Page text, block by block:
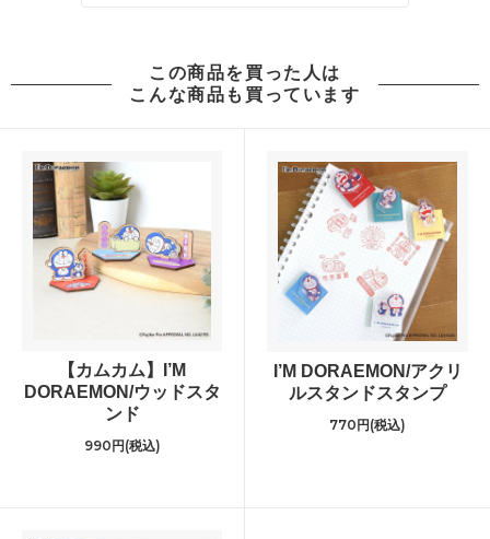
この商品を買った人は
こんな商品も買っています
【カムカム】I’M
DORAEMON/ウッドスタ
ンド
990円(税込)
I’M DORAEMON/アクリ
ルスタンドスタンプ
770円(税込)